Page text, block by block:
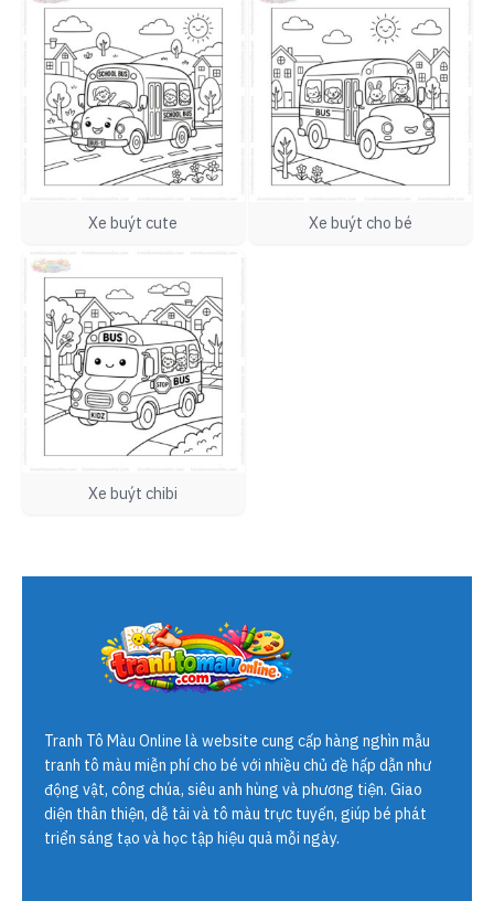
Xe buýt cute Xe buýt cho bé
Xe buýt chibi
Tranh Tô Màu Online là website cung cấp hàng nghìn mẫu
tranh tô màu miễn phí cho bé với nhiều chủ đề hấp dẫn như
động vật, công chúa, siêu anh hùng và phương tiện. Giao
diện thân thiện, dễ tải và tô màu trực tuyến, giúp bé phát
triển sáng tạo và học tập hiệu quả mỗi ngày.